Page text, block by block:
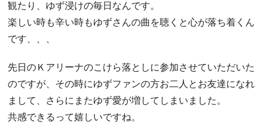
観たり、ゆず浸けの毎日なんです。
楽しい時も辛い時もゆずさんの曲を聴くと心が落ち着くん
です、、、
先日のＫアリーナのこけら落としに参加させていただいた
のですが、その時にゆずファンの方お二人とお友達になれ
まして、さらにまたゆず愛が増してしまいました。
共感できるって嬉しいですね。